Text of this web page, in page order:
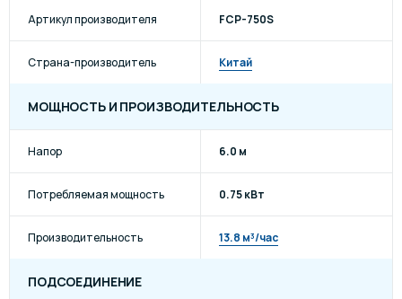
Артикул производителя FCP-750S
Страна-производитель Китай
МОЩНОСТЬ И ПРОИЗВОДИТЕЛЬНОСТЬ
Напор 6.0 м
Потребляемая мощность 0.75 кВт
Производительность 13.8 м³/час
ПОДСОЕДИНЕНИЕ